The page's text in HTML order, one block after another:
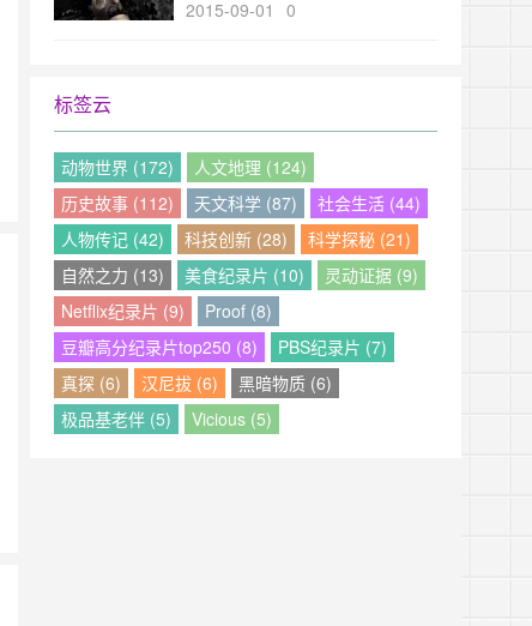
字幕 高清下载
2015-09-01 0
标签云
动物世界 (172)
人文地理 (124)
历史故事 (112)
天文科学 (87)
社会生活 (44)
人物传记 (42)
科技创新 (28)
科学探秘 (21)
自然之力 (13)
美食纪录片 (10)
灵动证据 (9)
Netflix纪录片 (9)
Proof (8)
豆瓣高分纪录片top250 (8)
PBS纪录片 (7)
真探 (6)
汉尼拔 (6)
黑暗物质 (6)
极品基老伴 (5)
Vicious (5)